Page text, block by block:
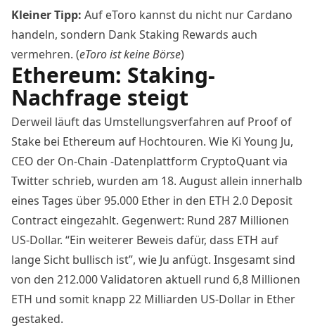
Kleiner Tipp: Auf eToro kannst du nicht nur Cardano
handeln, sondern Dank Staking Rewards auch
vermehren. (eToroist keine Börse)
Ethereum: Staking-
Nachfrage steigt
Derweil läuft das Umstellungsverfahren auf Proof of
Stake bei Ethereum auf Hochtouren. Wie Ki Young Ju,
CEO der On-Chain -Datenplattform CryptoQuant via
Twitterschrieb, wurden am 18. August allein innerhalb
eines Tages über 95.000 Ether in den ETH 2.0 Deposit
Contract eingezahlt. Gegenwert: Rund 287 Millionen
US-Dollar. “Ein weiterer Beweis dafür, dass ETH auf
lange Sicht bullisch ist”, wie Ju anfügt. Insgesamt sind
von den 212.000 Validatoren aktuell rund 6,8 Millionen
ETH und somit knapp 22 Milliarden US-Dollar in Ether
gestaked.